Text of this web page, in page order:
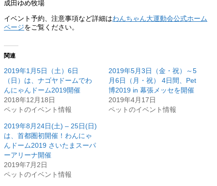
成田ゆめ牧場
イベント予約、注意事項など詳細はわんちゃん大運動会公式ホーム
ページをご覧ください。
関連
2019年1月5日（土）6日
（日）は、ナゴヤドームでわ
んにゃんドーム2019開催
2018年12月18日
ペットのイベント情報
2019年5月3日（金・祝）～5
月6日（月・祝） 4日間、Pet
博2019 in 幕張メッセを開催
2019年4月17日
ペットのイベント情報
2019年8月24日(土) – 25日(日)
は、首都圏初開催！わんにゃ
んドーム2019 さいたまスーパ
ーアリーナ開催
2019年7月2日
ペットのイベント情報